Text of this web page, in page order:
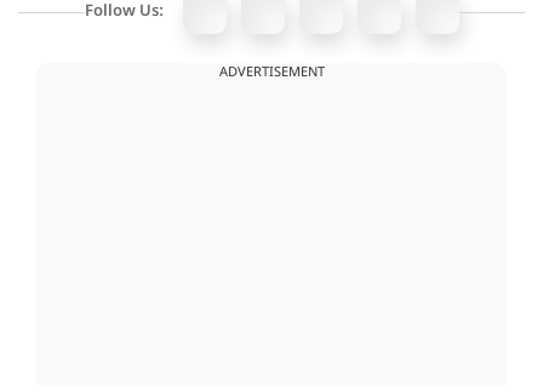
Follow Us:
ADVERTISEMENT